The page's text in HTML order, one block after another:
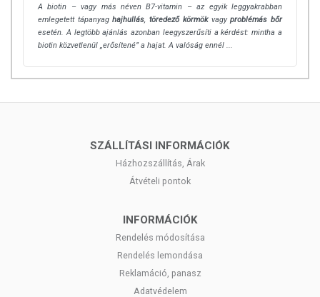
étrendet hivatottak kiegészíteni, koncentrált formában tartalmazva
tápanyagokat. Bár kedvező élettani hatásokkal bírhatnak, jelölésük,
megjelenítésük és reklámozásuk során nem tulajdonítható nekik
betegség megelőző vagy gyógyító hatás.
Ez a termék nem helyettesíti a kiegyensúlyozott, változatos étrendet és
fogyasztási mennyiséget ne lépje túl! Ne szedje a készítményt, ha az
A biotin – vagy más néven B7-vitamin – az egyik leggyakrabban
emlegetett tápanyaghajhullás ,töredező körmök vagyproblémás bőr
esetén. A legtöbb ajánlás azonban leegyszerűsíti a kérdést: mintha a
biotin közvetlenül „erősítené” a hajat. A valóság ennél ...
SZÁLLÍTÁSI INFORMÁCIÓK
Házhozszállítás, Árak
Átvételi pontok
INFORMÁCIÓK
Rendelés módosítása
Rendelés lemondása
Reklamáció, panasz
Adatvédelem